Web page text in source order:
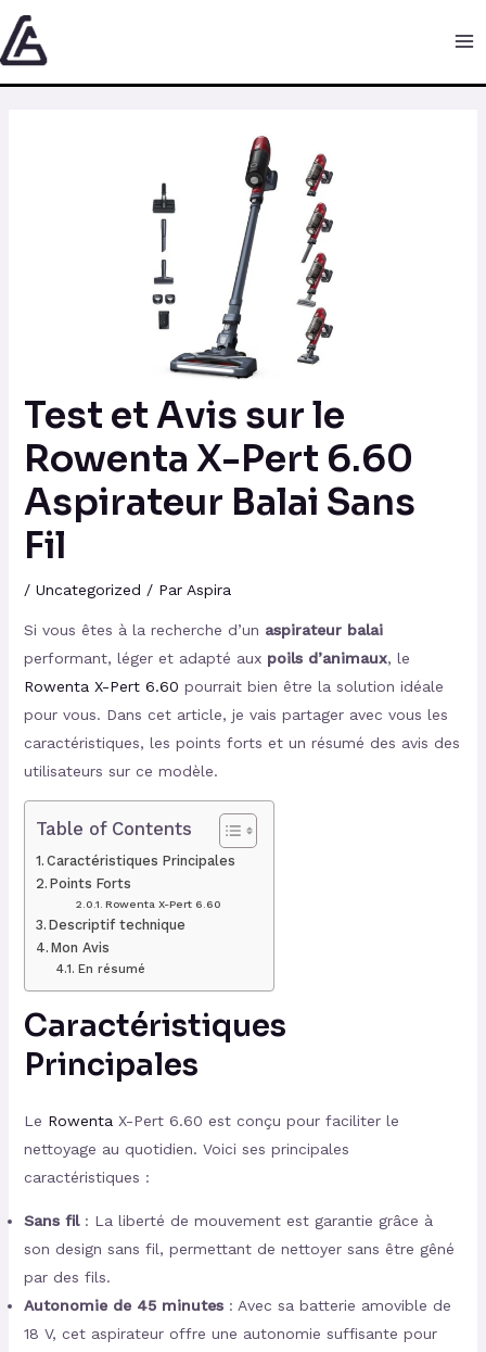
Aller
au
contenu
Test et Avis sur le
Rowenta X-Pert 6.60
Aspirateur Balai Sans
Fil
/ Uncategorized / Par Aspira
Si vous êtes à la recherche d’un aspirateur balai
performant, léger et adapté aux poils d’animaux, le
Rowenta X-Pert 6.60 pourrait bien être la solution idéale
pour vous. Dans cet article, je vais partager avec vous les
caractéristiques, les points forts et un résumé des avis des
utilisateurs sur ce modèle.
Table of Contents
Caractéristiques Principales
Points Forts
Rowenta X-Pert 6.60
Descriptif technique
Mon Avis
En résumé
Caractéristiques
Principales
Le RowentaX-Pert 6.60 est conçu pour faciliter le
nettoyage au quotidien. Voici ses principales
caractéristiques :
Sans fil: La liberté de mouvement est garantie grâce à
son design sans fil, permettant de nettoyer sans être gêné
par des fils.
Autonomie de 45 minutes: Avec sa batterie amovible de
18 V, cet aspirateur offre une autonomie suffisante pour